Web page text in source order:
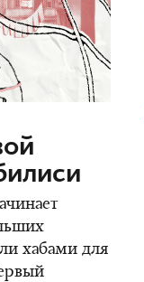
хабами для